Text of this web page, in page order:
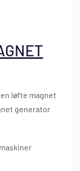
en løfte magnet
generator